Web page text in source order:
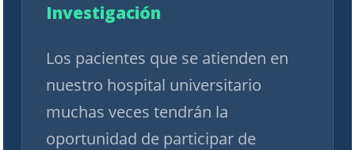
Investigación
Los pacientes que se atienden en
nuestro hospital universitario
muchas veces tendrán la
oportunidad de participar de